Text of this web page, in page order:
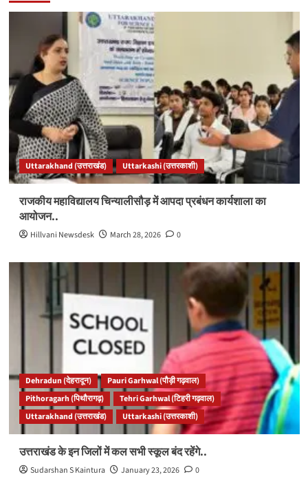
Uttarakhand (उत्तराखंड) Uttarkashi (उत्तरकाशी)
राजकीय महाविद्यालय चिन्यालीसौड़ में आपदा प्रबंधन कार्यशाला का
आयोजन..
Hillvani Newsdesk March 28, 2026 0
Dehradun (देहरादून)
Pauri Garhwal (पौड़ी गढ़वाल)
Pithoragarh (पिथौरागढ़)
Tehri Garhwal (टिहरी गढ़वाल)
Uttarakhand (उत्तराखंड)
Uttarkashi (उत्तरकाशी)
उत्तराखंड के इन जिलों में कल सभी स्कूल बंद रहेंगे..
Sudarshan S Kaintura January 23, 2026 0